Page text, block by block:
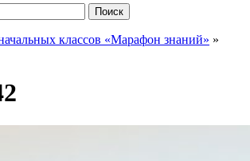
Поиск
классов «Марафон знаний» »